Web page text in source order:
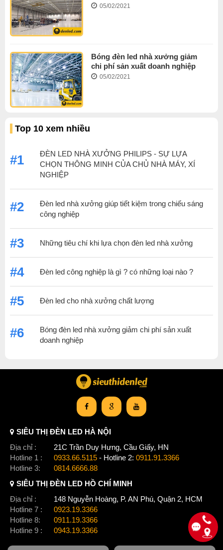
05/02/2021
Bóng đèn led nhà xưởng giảm
chi phí sản xuất doanh nghiệp
05/02/2021
Top 10 xem nhiều
#1
ĐÈN LED NHÀ XƯỞNG PHILIPS - SỰ LỰA
CHỌN THÔNG MINH CỦA CHỦ NHÀ MÁY, XÍ
NGHIỆP
#2
Đèn led nhà xưởng giúp tiết kiệm trong chiếu sáng
công nghiệp
#3 Những tiêu chí khi lựa chọn đèn led nhà xưởng
#4 Đèn led công nghiệp là gì ? có những loại nào ?
#5 Đèn led cho nhà xưởng chất lượng
#6
Bóng đèn led nhà xưởng giảm chi phí sản xuất
doanh nghiệp
SIÊU THỊ ĐÈN LED HÀ NỘI
Địa chỉ :
21C Trần Duy Hưng, Cầu Giấy, HN
Hotline 1 :
0933.66.5115 - Hotline 2: 0911.91.3366
Hotline 3:
0814.6666.88
SIÊU THỊ ĐÈN LED HỒ CHÍ MINH
Địa chỉ :
148 Nguyễn Hoàng, P. AN Phú, Quận 2, HCM
Hotline 7 :
0923.19.3366
Hotline 8:
0911.19.3366
Hotline 9 :
0943.19.3366